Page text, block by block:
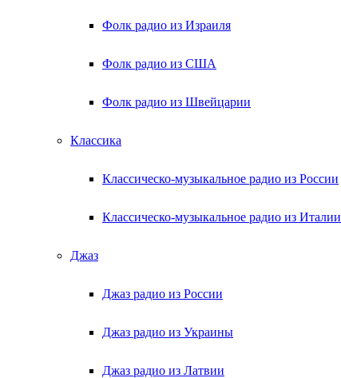
Фолк радио из Израиля
Фолк радио из США
Фолк радио из Швейцарии
Классика
Классическо-музыкальное радио из России
Классическо-музыкальное радио из Италии
Джаз
Джаз радио из России
Джаз радио из Украины
Джаз радио из Латвии